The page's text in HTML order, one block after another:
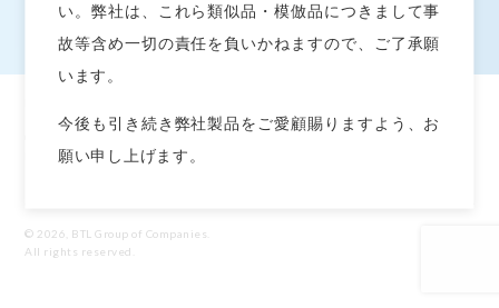
ます。製品、生産方法及び使用方法はアメリカ合衆国及びその他の国において、申請
EMTONE™, EMBODY®, and HIFEM®はEM™タイプのBTL製品グループに含まれ
© 2026, BTL Group of Companies.
All rights reserved.
い。弊社は、これら類似品・模倣品につきまして事
故等含め一切の責任を負いかねますので、ご了承願
います。
今後も引き続き弊社製品をご愛顧賜りますよう、お
願い申し上げます。